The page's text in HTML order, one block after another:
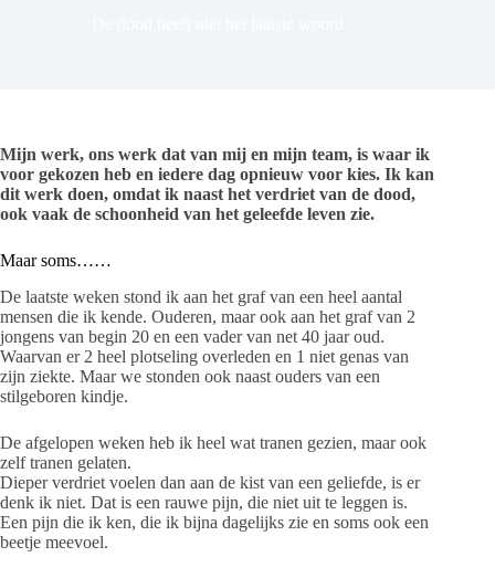
Mijn werk, ons werk dat van mij en mijn team, is waar ik
voor gekozen heb en iedere dag opnieuw voor kies. Ik kan
dit werk doen, omdat ik naast het verdriet van de dood,
ook vaak de schoonheid van het geleefde leven zie.
Maar soms……
De laatste weken stond ik aan het graf van een heel aantal
mensen die ik kende. Ouderen, maar ook aan het graf van 2
jongens van begin 20 en een vader van net 40 jaar oud.
Waarvan er 2 heel plotseling overleden en 1 niet genas van
zijn ziekte. Maar we stonden ook naast ouders van een
stilgeboren kindje.
De afgelopen weken heb ik heel wat tranen gezien, maar ook
zelf tranen gelaten.
Dieper verdriet voelen dan aan de kist van een geliefde, is er
denk ik niet. Dat is een rauwe pijn, die niet uit te leggen is.
Een pijn die ik ken, die ik bijna dagelijks zie en soms ook een
beetje meevoel.